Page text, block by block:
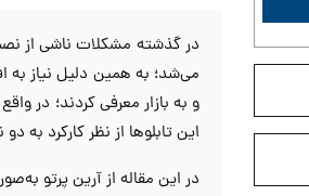
در گذشته مشکلات ناشی از
می‌شد؛ به همین دلیل نیاز به
و به بازار معرفی کردند؛ در
این تابلوها از نظر کارکرد به
در این مقاله از آرین پرتو